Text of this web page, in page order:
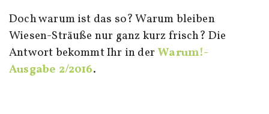
Doch warum ist das so? Warum bleiben
Wiesen-Sträuße nur ganz kurz frisch? Die
Antwort bekommt Ihr in der Warum!-
Ausgabe 2/2016.